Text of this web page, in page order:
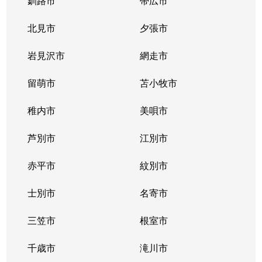
北見市 夕張市
岩見沢市 網走市
留萌市 苫小牧市
稚内市 美唄市
芦別市 江別市
赤平市 紋別市
士別市 名寄市
三笠市 根室市
千歳市 滝川市